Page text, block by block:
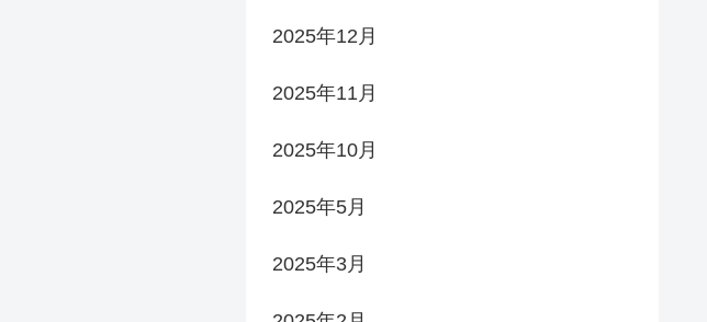
2025年12月
2025年11月
2025年10月
2025年5月
2025年3月